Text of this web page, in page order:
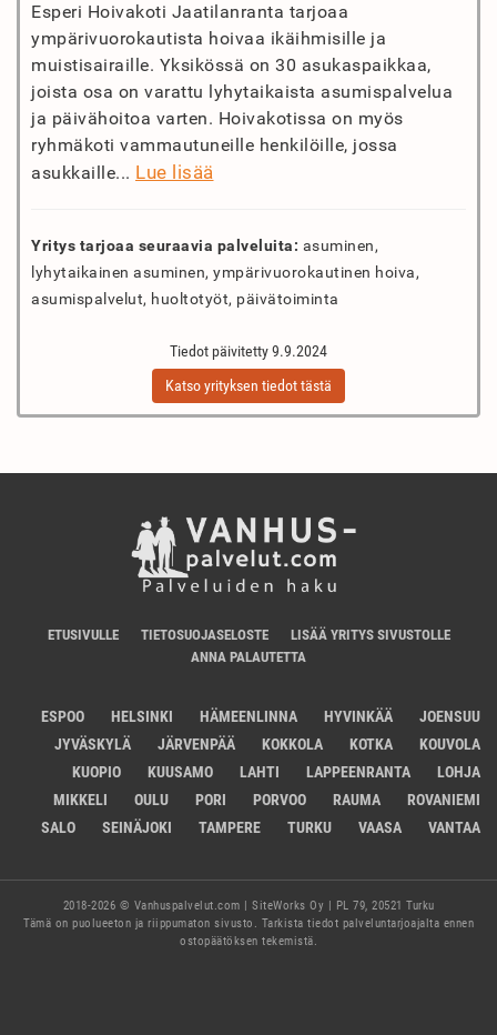
Esperi Hoivakoti Jaatilanranta tarjoaa
ympärivuorokautista hoivaa ikäihmisille ja
muistisairaille. Yksikössä on 30 asukaspaikkaa,
joista osa on varattu lyhytaikaista asumispalvelua
ja päivähoitoa varten. Hoivakotissa on myös
ryhmäkoti vammautuneille henkilöille, jossa
asukkaille... Lue lisää
Yritys tarjoaa seuraavia palveluita: asuminen,
lyhytaikainen asuminen, ympärivuorokautinen hoiva,
asumispalvelut, huoltotyöt, päivätoiminta
Tiedot päivitetty 9.9.2024
Katso yrityksen tiedot tästä
ETUSIVULLE TIETOSUOJASELOSTE
LISÄÄ YRITYS SIVUSTOLLE
ANNA PALAUTETTA
ESPOO HELSINKI HÄMEENLINNA HYVINKÄÄ
JOENSUU
JYVÄSKYLÄ
JÄRVENPÄÄ KOKKOLA KOTKA
KOUVOLA
KUOPIO
KUUSAMO LAHTI LAPPEENRANTA
LOHJA
MIKKELI
OULU PORI PORVOO RAUMA
ROVANIEMI
SALO
SEINÄJOKI TAMPERE TURKU VAASA VANTAA
2018-2026 © Vanhuspalvelut.com | SiteWorks Oy | PL 79, 20521 Turku
Tämä on puolueeton ja riippumaton sivusto. Tarkista tiedot palveluntarjoajalta ennen
ostopäätöksen tekemistä.